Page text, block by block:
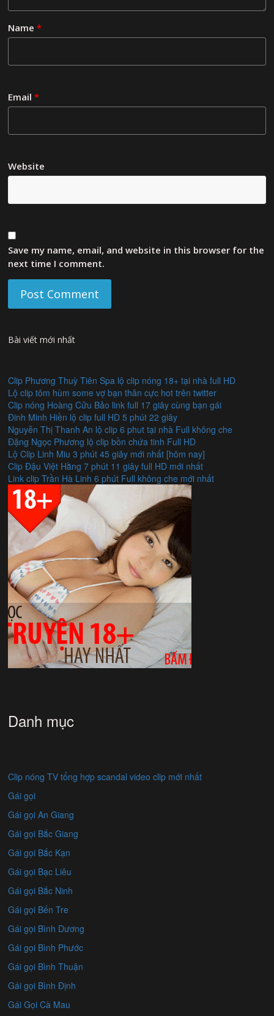
Name*
Email*
Website
Save my name, email, and website in this browser for the
next time I comment.
Bài viết mới nhất
Clip Phương Thuỳ Tiên Spa lộ clip nóng 18+ tại nhà full HD
Lộ clip tôm hùm some vợ bạn thân cực hot trên twitter
Clip nóng Hoàng Cửu Bảo link full 17 giây cùng bạn gái
Đinh Minh Hiền lộ clip full HD 5 phút 22 giây
Nguyễn Thị Thanh An lộ clip 6 phut tại nhà Full không che
Đặng Ngọc Phương lộ clip bồn chứa tinh Full HD
Lộ Clip Linh Miu 3 phút 45 giây mới nhất [hôm nay]
Clip Đậu Việt Hằng 7 phút 11 giây full HD mới nhất
Link clip Trần Hà Linh 6 phút Full không che mới nhất
Danh mục
Clip nóng TV tổng hợp scandal video clip mới nhất
Gái gọi
Gái gọi An Giang
Gái gọi Bắc Giang
Gái gọi Bắc Kạn
Gái gọi Bạc Liêu
Gái gọi Bắc Ninh
Gái gọi Bến Tre
Gái gọi Bình Dương
Gái gọi Bình Phước
Gái gọi Bình Thuận
Gái gọi Bình Định
Gái Gọi Cà Mau